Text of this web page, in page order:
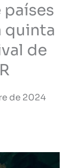
países
quinta
de
de 2024